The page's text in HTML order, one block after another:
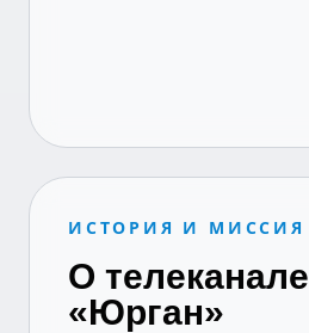
ИСТОРИЯ И МИССИЯ
О телеканале
«Юрган»